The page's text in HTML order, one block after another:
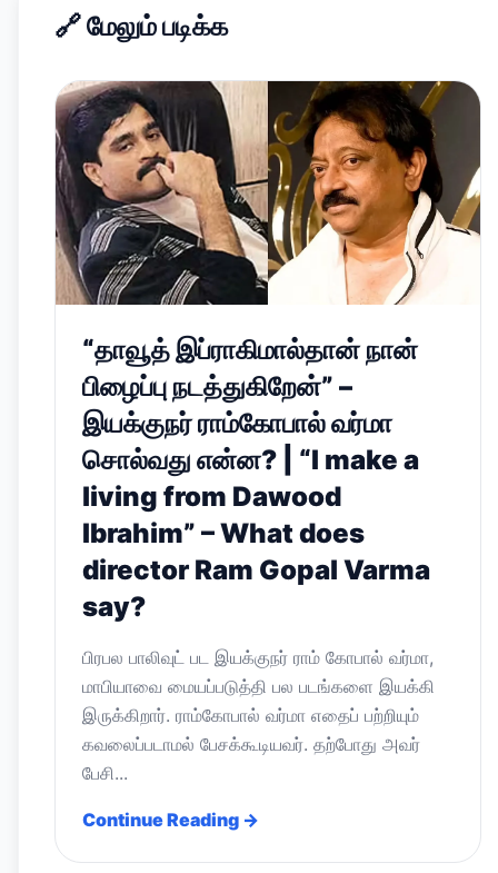
🔗மேலும் படிக்க
“தாவூத் இப்ராகிமால்தான் நான்
பிழைப்பு நடத்துகிறேன்” –
இயக்குநர் ராம்கோபால் வர்மா
சொல்வது என்ன? | “I make a
living from Dawood
Ibrahim” – What does
director Ram Gopal Varma
say?
பிரபல பாலிவுட் பட இயக்குநர் ராம் கோபால் வர்மா,
மாபியாவை மையப்படுத்தி பல படங்களை இயக்கி
இருக்கிறார். ராம்கோபால் வர்மா எதைப் பற்றியும்
கவலைப்படாமல் பேசக்கூடியவர். தற்போது அவர்
பேசி...
Continue Reading →